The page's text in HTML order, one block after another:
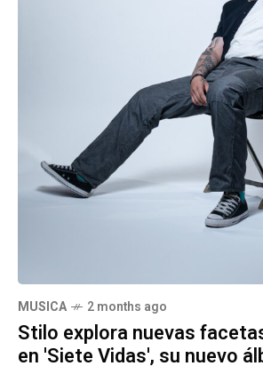
MUSICA 2 months ago
Stilo explora nuevas
en 'Siete Vidas', su nuevo